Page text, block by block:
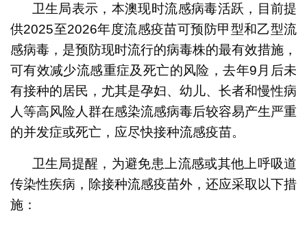
卫生局表示，本澳现时流感病毒活跃，目前提
供2025至2026年度流感疫苗可预防甲型和乙型流
感病毒，是预防现时流行的病毒株的最有效措施，
可有效减少流感重症及死亡的风险，去年9月后未
有接种的居民，尤其是孕妇、幼儿、长者和慢性病
人等高风险人群在感染流感病毒后较容易产生严重
的并发症或死亡，应尽快接种流感疫苗。
卫生局提醒，为避免患上流感或其他上呼吸道
传染性疾病，除接种流感疫苗外，还应采取以下措
施：